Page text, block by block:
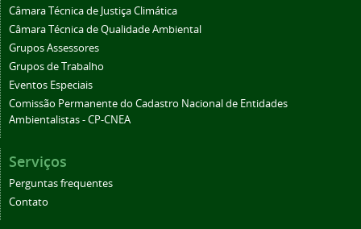
Câmara Técnica de Justiça Climática
Câmara Técnica de Qualidade Ambiental
Grupos Assessores
Grupos de Trabalho
Eventos Especiais
Comissão Permanente do Cadastro Nacional de Entidades
Ambientalistas - CP-CNEA
Serviços
Perguntas frequentes
Contato